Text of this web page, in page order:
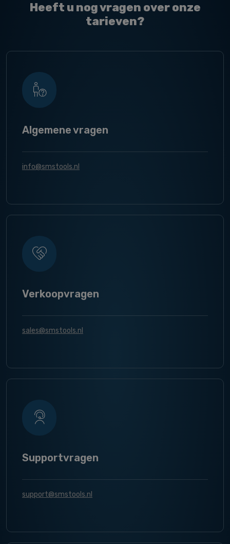
Heeft u nog vragen over onze
tarieven?
Algemene vragen
info@smstools.nl
Verkoopvragen
sales@smstools.nl
Supportvragen
support@smstools.nl